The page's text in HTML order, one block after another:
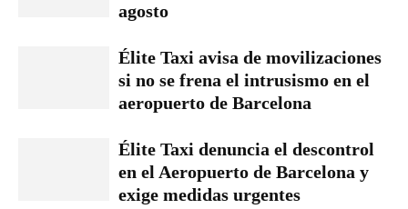
agosto
Élite Taxi avisa de movilizaciones
si no se frena el intrusismo en el
aeropuerto de Barcelona
Élite Taxi denuncia el descontrol
en el Aeropuerto de Barcelona y
exige medidas urgentes